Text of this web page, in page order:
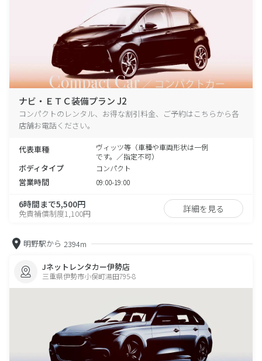
ナビ・ＥＴＣ装備プラン J2
コンパクトのレンタル、お得な割引料金、ご予約はこちらから各
店舗お電話ください。
代表車種
ヴィッツ等（車種や車両形状は一例
です。／指定不可）
ボディタイプ コンパクト
営業時間 09:00-19:00
6時間まで5,500円
免責補償制度1,100円 詳細を見る
明野駅から 2394m
Jネットレンタカー伊勢店
三重県伊勢市小俣町湯田795-8